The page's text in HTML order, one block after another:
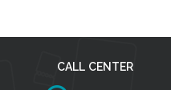
CALL CENTER